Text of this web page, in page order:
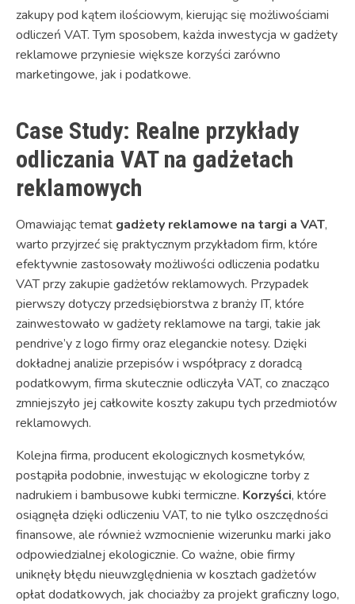
zakupy pod kątem ilościowym, kierując się możliwościami
odliczeń VAT. Tym sposobem, każda inwestycja w gadżety
reklamowe przyniesie większe korzyści zarówno
marketingowe, jak i podatkowe.
Case Study: Realne przykłady
odliczania VAT na gadżetach
reklamowych
Omawiając temat gadżety reklamowe na targi a VAT,
warto przyjrzeć się praktycznym przykładom firm, które
efektywnie zastosowały możliwości odliczenia podatku
VAT przy zakupie gadżetów reklamowych. Przypadek
pierwszy dotyczy przedsiębiorstwa z branży IT, które
zainwestowało w gadżety reklamowe na targi, takie jak
pendrive’y z logo firmy oraz eleganckie notesy. Dzięki
dokładnej analizie przepisów i współpracy z doradcą
podatkowym, firma skutecznie odliczyła VAT, co znacząco
zmniejszyło jej całkowite koszty zakupu tych przedmiotów
reklamowych.
Kolejna firma, producent ekologicznych kosmetyków,
postąpiła podobnie, inwestując w ekologiczne torby z
nadrukiem i bambusowe kubki termiczne. Korzyści, które
osiągnęła dzięki odliczeniu VAT, to nie tylko oszczędności
finansowe, ale również wzmocnienie wizerunku marki jako
odpowiedzialnej ekologicznie. Co ważne, obie firmy
uniknęły błędu nieuwzględnienia w kosztach gadżetów
opłat dodatkowych, jak chociażby za projekt graficzny logo,